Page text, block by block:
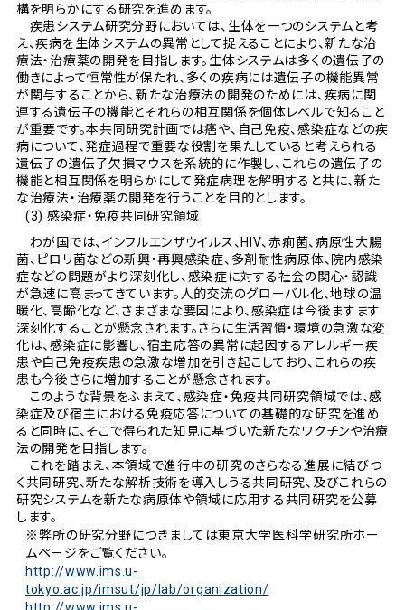
構を明らかにする研究を進めます。
疾患システム研究分野においては、生体を一つのシステムと考
え、疾病を生体システムの異常として捉えることにより、新たな治
療法・治療薬の開発を目指します。生体システムは多くの遺伝子の
働きによって恒常性が保たれ、多くの疾病には遺伝子の機能異常
が関与することから、新たな治療法の開発のためには、疾病に関
連する遺伝子の機能とそれらの相互関係を個体レベルで知ること
が重要です。本共同研究計画では癌や、自己免疫、感染症などの疾
病について、発症過程で重要な役割を果たしていると考えられる
遺伝子の遺伝子欠損マウスを系統的に作製し、これらの遺伝子の
機能と相互関係を明らかにして発症病理を解明すると共に、新た
な治療法・治療薬の開発を行うことを目的とします。
(3) 感染症・免疫共同研究領域
わが国では、インフルエンザウイルス、HIV、赤痢菌、病原性大腸
菌、ピロリ菌などの新興･再興感染症、多剤耐性病原体、院内感染
症などの問題がより深刻化し、感染症に対する社会の関心・認識
が急速に高まってきています。人的交流のグローバル化、地球の温
暖化、高齢化など、さまざまな要因により、感染症は今後ますます
深刻化することが懸念されます。さらに生活習慣・環境の急激な変
化は、感染症に影響し、宿主応答の異常に起因するアレルギー疾
患や自己免疫疾患の急激な増加を引き起こしており、これらの疾
患も今後さらに増加することが懸念されます。
このような背景をふまえて、感染症・免疫共同研究領域では、感
染症及び宿主における免疫応答についての基礎的な研究を進め
ると同時に、そこで得られた知見に基づいた新たなワクチンや治療
法の開発を目指します。
これを踏まえ、本領域で進行中の研究のさらなる進展に結びつ
く共同研究、新たな解析技術を導入しうる共同研究、及びこれらの
研究システムを新たな病原体や領域に応用する共同研究を公募
します。
※弊所の研究分野につきましては東京大学医科学研究所ホー
ムページをご覧ください。
http://www.ims.u-
tokyo.ac.jp/imsut/jp/lab/organization/